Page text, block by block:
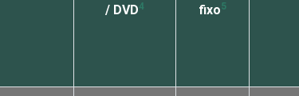
/ DVD4
fixo5